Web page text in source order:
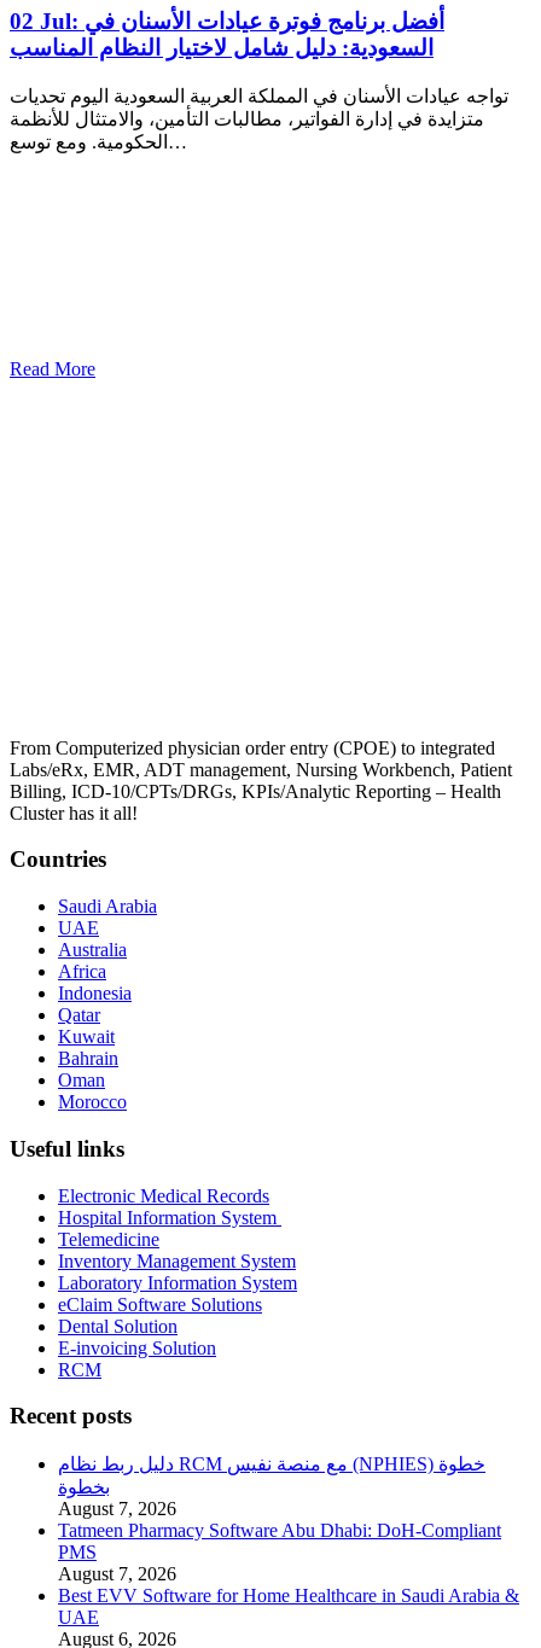
02 Jul: أفضل برنامج فوترة عيادات الأسنان في
السعودية: دليل شامل لاختيار النظام المناسب
تواجه عيادات الأسنان في المملكة العربية السعودية اليوم تحديات
متزايدة في إدارة الفواتير، مطالبات التأمين، والامتثال للأنظمة
الحكومية. ومع توسع…
Read More
From Computerized physician order entry (CPOE) to integrated
Labs/eRx, EMR, ADT management, Nursing Workbench, Patient
Billing, ICD-10/CPTs/DRGs, KPIs/Analytic Reporting – Health
Cluster has it all!
Countries
Saudi Arabia
UAE
Australia
Africa
Indonesia
Qatar
Kuwait
Bahrain
Oman
Morocco
Useful links
Electronic Medical Records
Hospital Information System
Telemedicine
Inventory Management System
Laboratory Information System
eClaim Software Solutions
Dental Solution
E-invoicing Solution
RCM
Recent posts
دليل ربط نظام RCM مع منصة نفيس (NPHIES) خطوة
بخطوة
August 7, 2026
Tatmeen Pharmacy Software Abu Dhabi: DoH-Compliant
PMS
August 7, 2026
Best EVV Software for Home Healthcare in Saudi Arabia &
UAE
August 6, 2026